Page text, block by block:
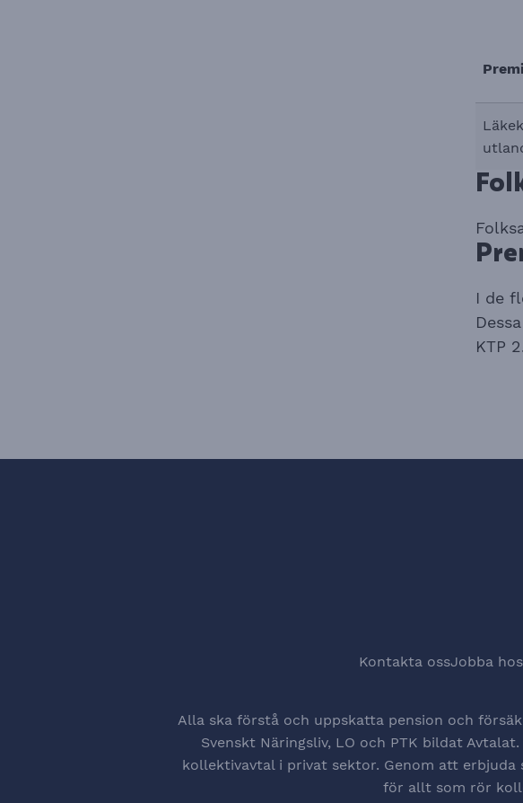
I de
KTP
Kontakta ossJobba
Alla ska förstå och uppskatta pension och
Svenskt Näringsliv, LO och PTK bildat
kollektivavtal i privat sektor. Genom att
för allt som rör